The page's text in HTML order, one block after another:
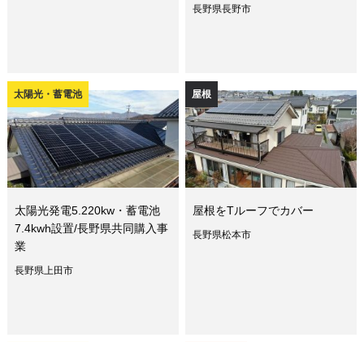
長野県長野市
太陽光・蓄電池
太陽光発電5.220kw・蓄電池
7.4kwh設置/長野県共同購入事
業
長野県上田市
屋根
屋根をTルーフでカバー
長野県松本市